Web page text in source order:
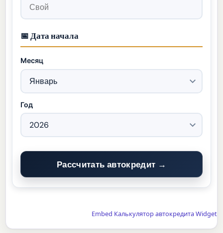
📅 Дата начала
Месяц
Год
Рассчитать автокредит →
Embed Калькулятор автокредита Widget